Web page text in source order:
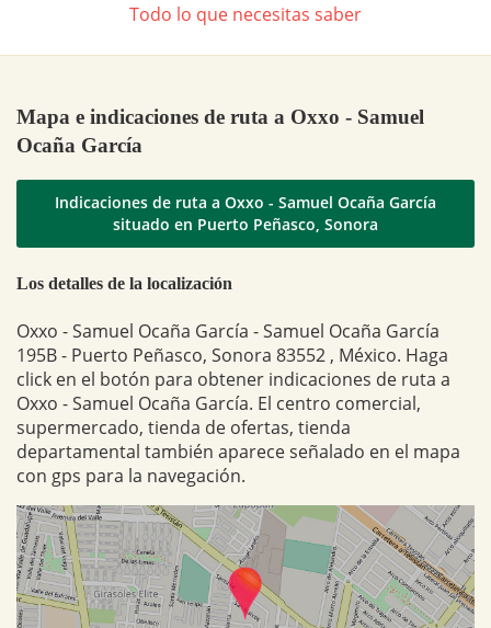
Todo lo que necesitas saber
Mapa e indicaciones de ruta a Oxxo - Samuel
Ocaña García
Indicaciones de ruta a Oxxo - Samuel Ocaña García
situado en Puerto Peñasco, Sonora
Los detalles de la localización
Oxxo - Samuel Ocaña García - Samuel Ocaña García
195B - Puerto Peñasco, Sonora 83552 , México. Haga
click en el botón para obtener indicaciones de ruta a
Oxxo - Samuel Ocaña García. El centro comercial,
supermercado, tienda de ofertas, tienda
departamental también aparece señalado en el mapa
con gps para la navegación.